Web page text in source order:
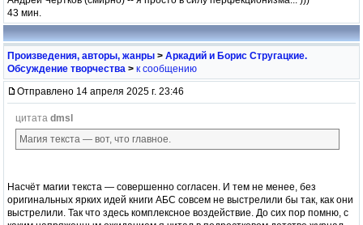
43 мин.
Произведения, авторы, жанры > Аркадий и Борис Стругацкие.
Обсуждение творчества > к сообщению
Отправлено 14 апреля 2025 г. 23:46
цитата dmsl
Магия текста — вот, что главное.
Насчёт магии текста — совершенно согласен. И тем не менее, без
оригинальных ярких идей книги АБС совсем не выстрелили бы так, как они
выстрелили. Так что здесь комплексное воздействие. До сих пор помню, с